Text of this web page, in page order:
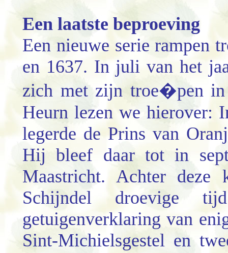
Een laatste beproeving
Een nieuwe serie rampen
en 1637. In juli van het
zich met zijn troe�pen
Heurn lezen we hierover:
legerde de Prins van
Hij bleef daar tot in
Maastricht. Achter deze
Schijndel droevige
getuigenverklaring van
Sint-Michielsgestel en